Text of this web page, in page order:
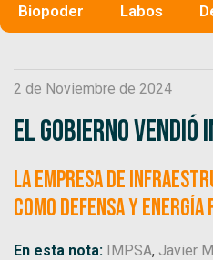
Biopoder Labos
2 de Noviembre de 2024
El Gobierno vendió
La empresa de
como Defensa y
En esta nota: IMPSA, Javier